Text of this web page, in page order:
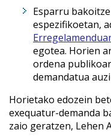
Esparru
espezifikoetan,
egotea. Horien
ordena
demandatua
Horietako edozein
exequatur-demanda
zaio geratzen, Lehen